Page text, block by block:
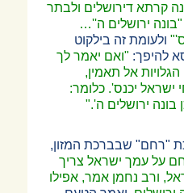
קרתא דירושלים ולבתר
ירושלים ה''…
ולעומת זה בילקוט
להיפך: "ואם יאמר לך
אל תאמין,
ישראל יכנס'. כלומר:
בונה ירושלים ה'."
"רחם" שבברכת המזון,
על עמך ישראל צריך
ורב נחמן אמר, אפילו